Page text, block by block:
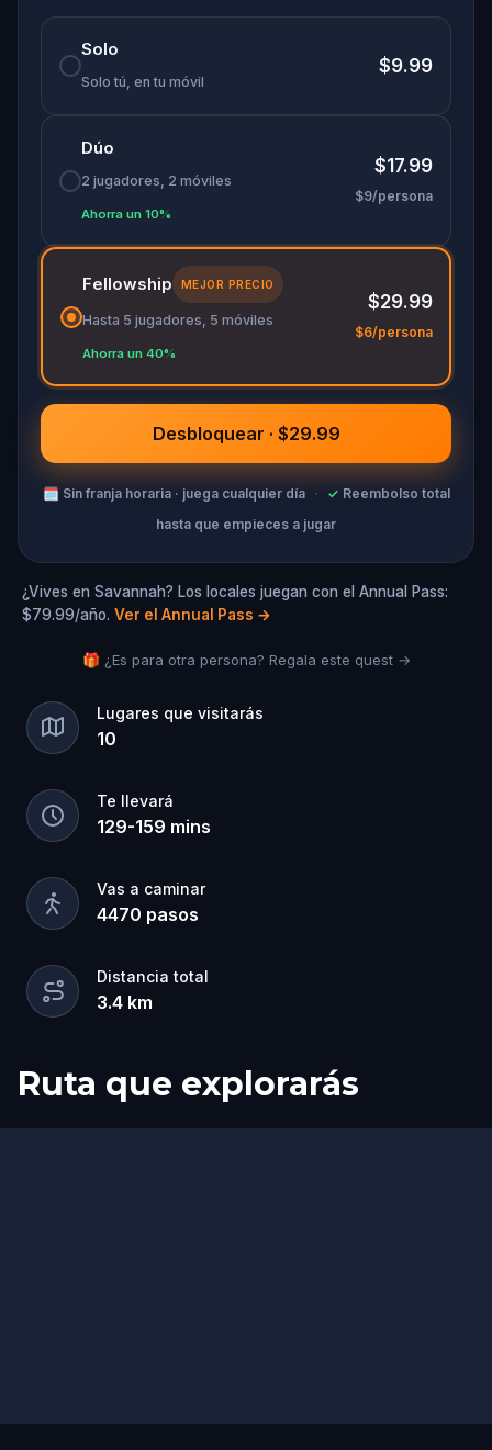
Solo
Solo tú, en tu móvil
$9.99
Dúo
2 jugadores, 2 móviles
Ahorra un 10%
$17.99
$9/persona
Fellowship MEJOR PRECIO
Hasta 5 jugadores, 5 móviles
Ahorra un 40%
$29.99
$6/persona
Desbloquear · $29.99
🗓 Sin franja horaria · juega cualquier día · ✓ Reembolso total
hasta que empieces a jugar
¿Vives en Savannah? Los locales juegan con el Annual Pass:
$79.99/año. Ver el Annual Pass →
🎁 ¿Es para otra persona? Regala este quest →
Lugares que visitarás
10
Te llevará
129-159 mins
Vas a caminar
4470 pasos
Distancia total
3.4 km
Ruta que explorarás
Inicio
Final